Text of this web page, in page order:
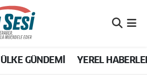
ÜLKE GÜNDEMİ YEREL
Eczaneler